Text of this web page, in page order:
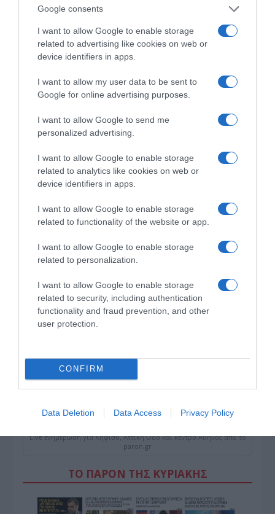
Google consents
I want to allow Google to enable storage
related to advertising like cookies on web or
device identifiers in apps.
I want to allow my user data to be sent to
Google for online advertising purposes.
I want to allow Google to send me
personalized advertising.
I want to allow Google to enable storage
related to analytics like cookies on web or
device identifiers in apps.
I want to allow Google to enable storage
related to functionality of the website or app.
I want to allow Google to enable storage
related to personalization.
I want to allow Google to enable storage
related to security, including authentication
functionality and fraud prevention, and other
user protection.
CONFIRM
Data Deletion Data Access Privacy Policy
Λίνα Μενδώνη: Αυτοψία στα Αιγόσθενα, στο αρχαίο
φρούριο, στα βυζαντινά και μεταβυζαντινά μνημεία
ΔΕΙΤΕ ΤΗΝ ΚΙΝΗΣΗ ΣΤΟΥΣ ΔΡΌΜΟΥΣ
ΠΑΤΗΣΤΕ ΓΙΑ LIVE ΚΙΝΗΣΗ
Live ενημέρωση για Κηφισό, Αττική Οδό και κέντρο Αθήνας από το
paron.gr
ΤΟ ΠΑΡΟΝ ΤΗΣ ΚΥΡΙΑΚΗΣ